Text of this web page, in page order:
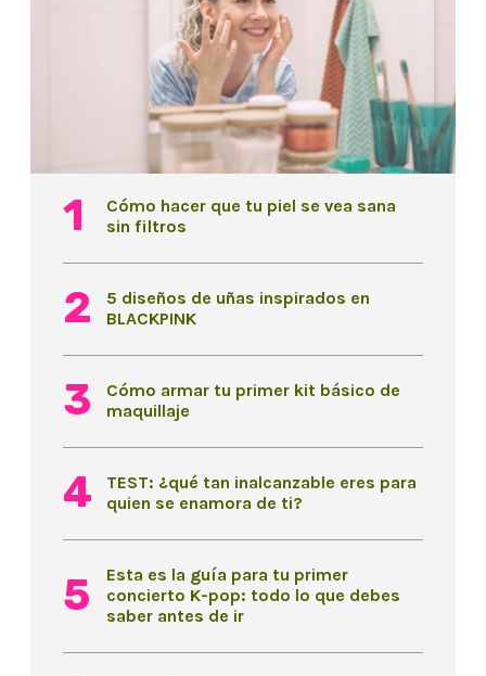
Cómo hacer que tu piel se vea sana
sin filtros
5 diseños de uñas inspirados en
BLACKPINK
Cómo armar tu primer kit básico de
maquillaje
TEST: ¿qué tan inalcanzable eres para
quien se enamora de ti?
Esta es la guía para tu primer
concierto K-pop: todo lo que debes
saber antes de ir